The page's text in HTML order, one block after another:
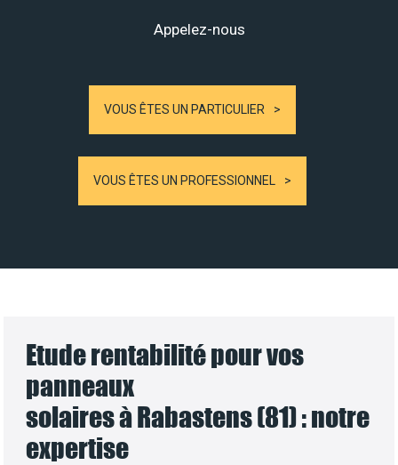
Appelez-nous
VOUS ÊTES UN PARTICULIER
VOUS ÊTES UN PROFESSIONNEL
Etude rentabilité pour vos
panneaux
solaires à Rabastens (81) : notre
expertise